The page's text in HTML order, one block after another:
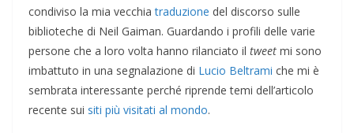
condiviso la mia vecchiatraduzione del discorso sulle
biblioteche di Neil Gaiman. Guardando i profili delle varie
persone che a loro volta hanno rilanciato il tweet mi sono
imbattuto in una segnalazione di Lucio Beltrami che mi è
sembrata interessante perché riprende temi dell’articolo
recente sui siti più visitati al mondo.